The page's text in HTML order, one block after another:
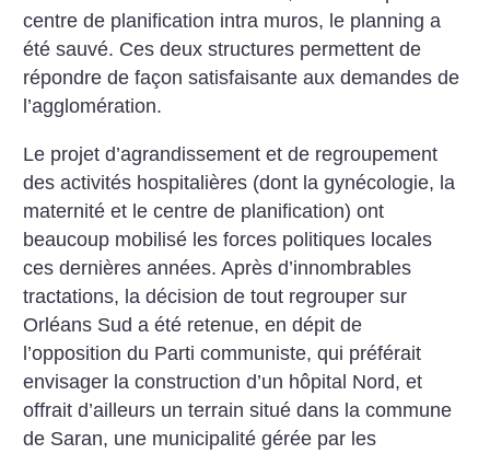
centre de planification intra muros, le planning a
été sauvé. Ces deux structures permettent de
répondre de façon satisfaisante aux demandes de
l’agglomération.
Le projet d’agrandissement et de regroupement
des activités hospitalières (dont la gynécologie, la
maternité et le centre de planification) ont
beaucoup mobilisé les forces politiques locales
ces dernières années. Après d’innombrables
tractations, la décision de tout regrouper sur
Orléans Sud a été retenue, en dépit de
l’opposition du Parti communiste, qui préférait
envisager la construction d’un hôpital Nord, et
offrait d’ailleurs un terrain situé dans la commune
de Saran, une municipalité gérée par les